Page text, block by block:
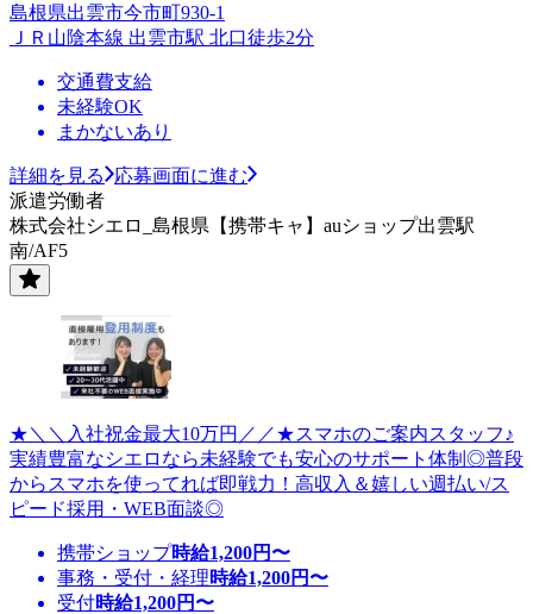
島根県出雲市今市町930-1
ＪＲ山陰本線 出雲市駅 北口徒歩2分
交通費支給
未経験OK
まかないあり
詳細を見る
応募画面に進む
派遣労働者
株式会社シエロ_島根県【携帯キャ】auショップ出雲駅
南/AF5
★＼＼入社祝金最大10万円／／★スマホのご案内スタッフ♪
実績豊富なシエロなら未経験でも安心のサポート体制◎普段
からスマホを使ってれば即戦力！高収入＆嬉しい週払い/ス
ピード採用・WEB面談◎
携帯ショップ時給1,200円〜
事務・受付・経理時給1,200円〜
受付時給1,200円〜